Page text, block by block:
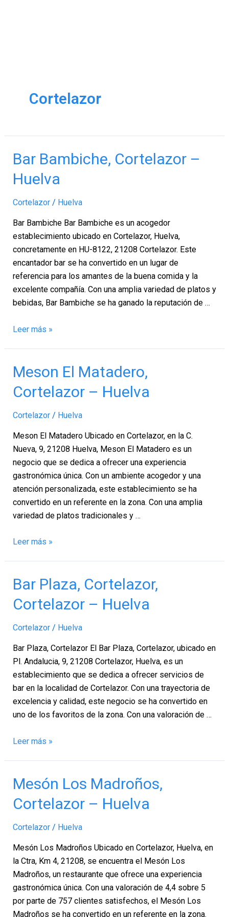
Cortelazor
Bar Bambiche, Cortelazor –
Huelva
Cortelazor/ Huelva
Bar Bambiche Bar Bambiche es un acogedor
establecimiento ubicado en Cortelazor, Huelva,
concretamente en HU-8122, 21208 Cortelazor. Este
encantador bar se ha convertido en un lugar de
referencia para los amantes de la buena comida y la
excelente compañía. Con una amplia variedad de platos y
bebidas, Bar Bambiche se ha ganado la reputación de …
Bar
Bambiche,
Cortelazor
Huelva
Leer más »
Meson El Matadero,
Cortelazor – Huelva
Cortelazor/ Huelva
Meson El Matadero Ubicado en Cortelazor, en la C.
Nueva, 9, 21208 Huelva, Meson El Matadero es un
negocio que se dedica a ofrecer una experiencia
gastronómica única. Con un ambiente acogedor y una
atención personalizada, este establecimiento se ha
convertido en un referente en la zona. Con una amplia
variedad de platos tradicionales y …
Meson
El
Matadero,
–
Huelva
Leer más »
Bar Plaza, Cortelazor,
Cortelazor – Huelva
Cortelazor/ Huelva
Bar Plaza, Cortelazor El Bar Plaza, Cortelazor, ubicado en
Pl. Andalucia, 9, 21208 Cortelazor, Huelva, es un
establecimiento que se dedica a ofrecer servicios de
bar en la localidad de Cortelazor. Con una trayectoria de
excelencia y calidad, este negocio se ha convertido en
uno de los favoritos de la zona. Con una valoración de …
Bar
Cortelazor,
–
Huelva
Leer más »
Mesón Los Madroños,
Cortelazor – Huelva
Cortelazor/ Huelva
Mesón Los Madroños Ubicado en Cortelazor, Huelva, en
la Ctra, Km 4, 21208, se encuentra el Mesón Los
Madroños, un restaurante que ofrece una experiencia
gastronómica única. Con una valoración de 4,4 sobre 5
por parte de 757 clientes satisfechos, el Mesón Los
Madroños se ha convertido en un referente en la zona.
Mesón
Los
Madroños,
–
Huelva